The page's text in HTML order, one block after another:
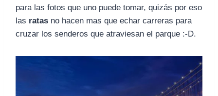
para las fotos que uno puede tomar, quizás por eso
las ratas no hacen mas que echar carreras para
cruzar los senderos que atraviesan el parque :-D.